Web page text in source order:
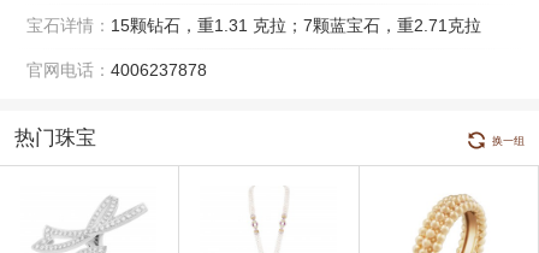
宝石详情： 15颗钻石，重1.31 克拉；7颗蓝宝石，重2.71克拉
官网电话： 4006237878
热门珠宝 换一组